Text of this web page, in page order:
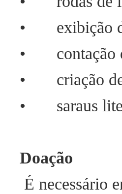
• exibição
• contação
• criação de
• saraus
Doação
É necessário